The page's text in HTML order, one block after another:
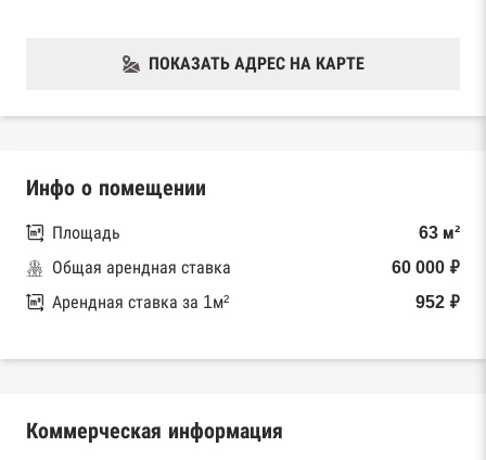
ПОКАЗАТЬ АДРЕС НА КАРТЕ
Инфо о помещении
Площадь
63 м²
Общая арендная ставка
60 000 ₽
Арендная ставка за 1м²
952 ₽
Коммерческая информация